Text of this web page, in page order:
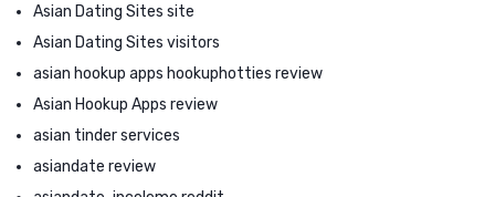
Asian Dating Sites site
Asian Dating Sites visitors
asian hookup apps hookuphotties review
Asian Hookup Apps review
asian tinder services
asiandate review